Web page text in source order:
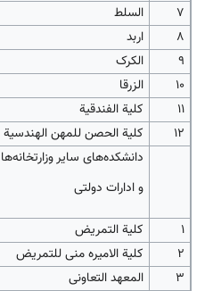
7
السلط
8
اربد
9
الکرک
10
الزرقا
11
کلیة الفندقیة
12
کلیة الحصن للمهن الهندسیة
دانشکده‌های سایر وزارتخانه‌ها
و ادارات دولتی
1 کلیة التمریض
2
کلیة الامیره منی للتمریض
3
المعهد التعاونی